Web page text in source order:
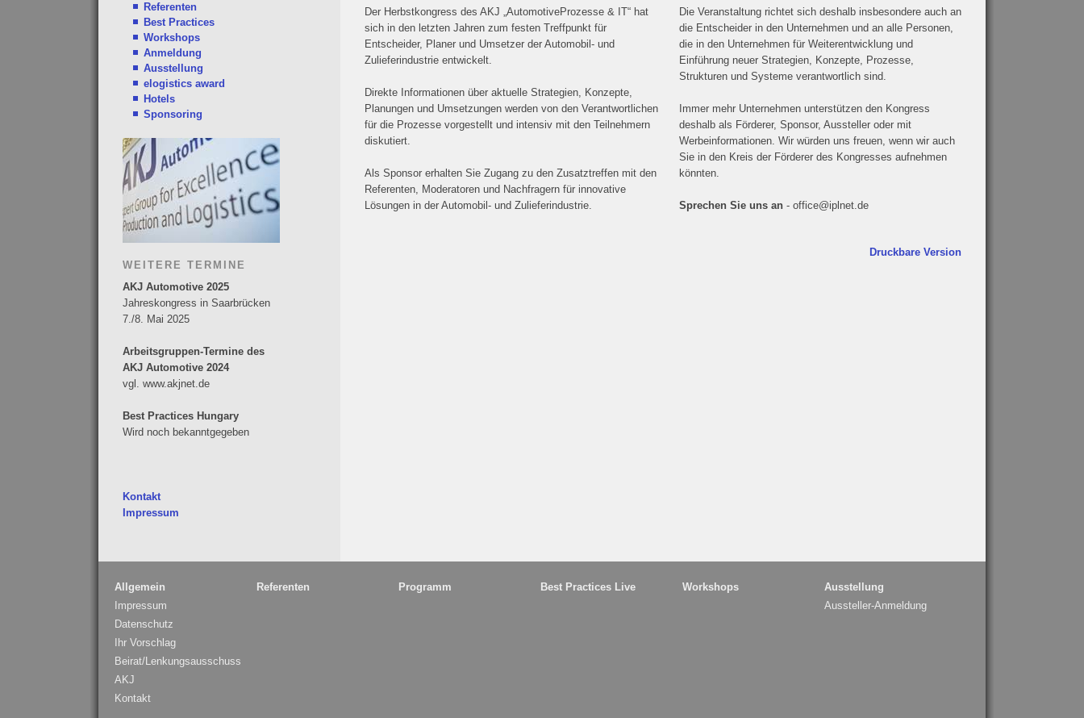
Der Herbstkongress des AKJ „AutomotiveProzesse & IT“ hat
sich in den letzten Jahren zum festen Treffpunkt für
Entscheider, Planer und Umsetzer der Automobil- und
Zulieferindustrie entwickelt.
Direkte Informationen über aktuelle Strategien, Konzepte,
Planungen und Umsetzungen werden von den Verantwortlichen
für die Prozesse vorgestellt und intensiv mit den Teilnehmern
diskutiert.
Als Sponsor erhalten Sie Zugang zu den Zusatztreffen mit den
Referenten, Moderatoren und Nachfragern für innovative
Lösungen in der Automobil- und Zulieferindustrie.
Die Veranstaltung richtet sich deshalb insbesondere auch an
die Entscheider in den Unternehmen und an alle Personen,
die in den Unternehmen für Weiterentwicklung und
Einführung neuer Strategien, Konzepte, Prozesse,
Strukturen und Systeme verantwortlich sind.
Immer mehr Unternehmen unterstützen den Kongress
deshalb als Förderer, Sponsor, Aussteller oder mit
Werbeinformationen. Wir würden uns freuen, wenn wir auch
Sie in den Kreis der Förderer des Kongresses aufnehmen
könnten.
Sprechen Sie uns an - office@iplnet.de
Druckbare Version
Referenten
Best Practices
Workshops
Anmeldung
Ausstellung
elogistics award
Hotels
Sponsoring
WEITERE TERMINE
AKJ Automotive 2025
Jahreskongress in Saarbrücken
7./8. Mai 2025
Arbeitsgruppen-Termine des
AKJ Automotive 2024
vgl. www.akjnet.de
Best Practices Hungary
Wird noch bekanntgegeben
Kontakt
Impressum
Allgemein
Impressum
Datenschutz
Ihr Vorschlag
Beirat/Lenkungsausschuss
AKJ
Kontakt
Referenten Programm Best Practices Live Workshops
Ausstellung
Aussteller-Anmeldung